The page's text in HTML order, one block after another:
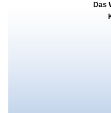
Das